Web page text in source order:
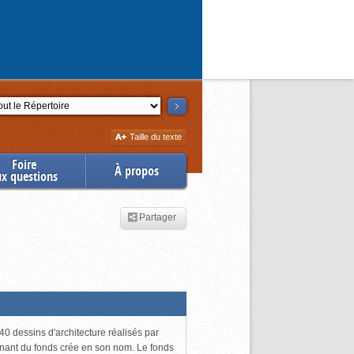
Augmenter
la
Taille du texte
Foire
questions À propos
Partager
dessins d'architecture réalisés par
du fonds crée en son nom. Le fonds